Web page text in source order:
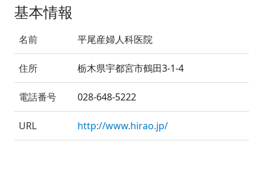
基本情報
名前 平尾産婦人科医院
住所 栃木県宇都宮市鶴田3-1-4
電話番号 028-648-5222
URL http://www.hirao.jp/